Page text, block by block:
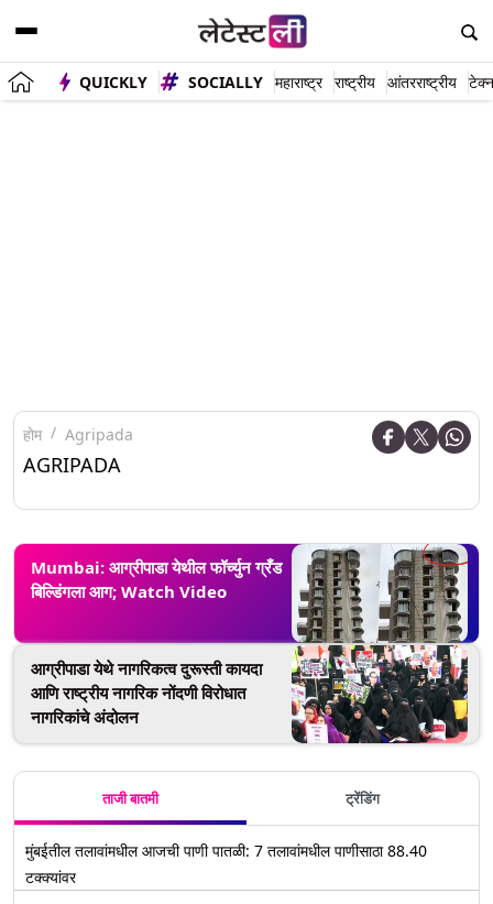
QUICKLY SOCIALLY महाराष्ट्र राष्ट्रीय आंतरराष्ट्रीय
होम Agripada
AGRIPADA
Mumbai: आग्रीपाडा येथील फॉर्च्युन ग्रँड
बिल्डिंगला आग; Watch Video
आग्रीपाडा येथे नागरिकत्व दुरूस्ती कायदा
आणि राष्ट्रीय नागरिक नोंदणी विरोधात
नागरिकांचे अंदोलन
ताजी बातमी ट्रेंडिंग
मुंबईतील तलावांमधील आजची पाणी पातळी: 7 तलावांमधील पाणीसाठा 88.40
टक्क्यांवर